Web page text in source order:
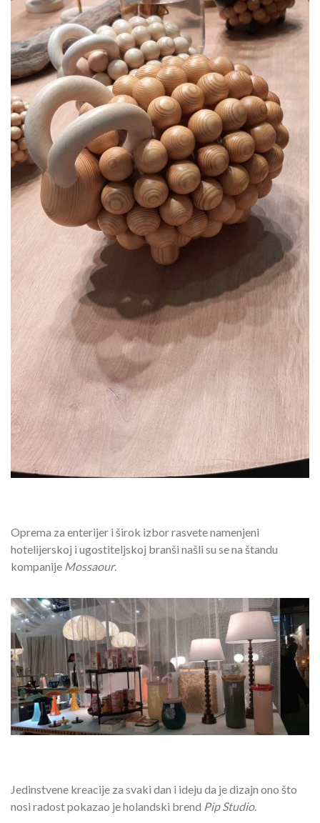
Oprema za enterijer i širok izbor rasvete namenjeni
hotelijerskoj i ugostiteljskoj branši našli su se na štandu
kompanije Mossaour.
Jedinstvene kreacije za svaki dan i ideju da je dizajn ono što
nosi radost pokazao je holandski brend Pip Studio.